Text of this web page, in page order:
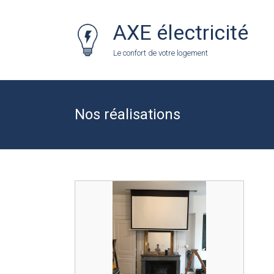
AXE électricité
Le confort de votre logement
Nos réalisations
count(page_images)1
Installation d'un système son et image
dans le salon